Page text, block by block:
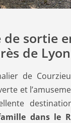
de sortie
de Lyon
de
et
dans le